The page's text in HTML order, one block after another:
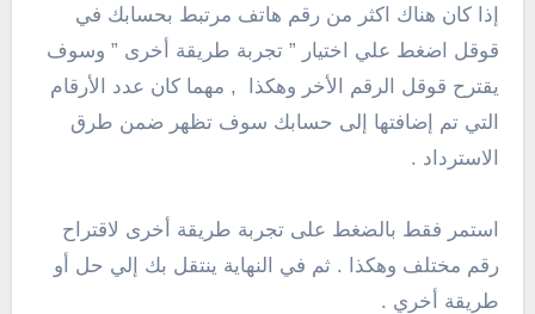
إذا كان هناك اكثر من رقم هاتف مرتبط بحسابك في
قوقل اضغط علي اختيار ” تجربة طريقة أخرى ” وسوف
يقترح قوقل الرقم الأخر وهكذا , مهما كان عدد الأرقام
التي تم إضافتها إلى حسابك سوف تظهر ضمن طرق
الاسترداد .
استمر فقط بالضغط على تجربة طريقة أخرى لاقتراح
رقم مختلف وهكذا . ثم في النهاية ينتقل بك إلي حل أو
طريقة أخري .